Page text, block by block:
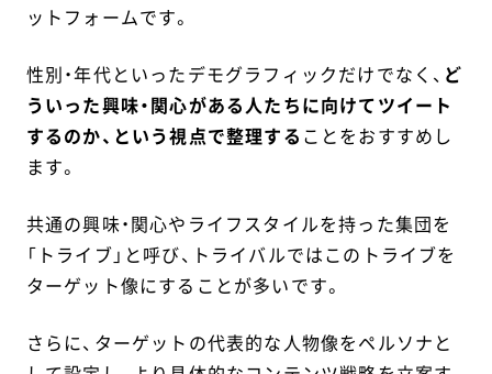
ットフォームです。
性別・年代といったデモグラフィックだけでなく、 ど
ういった興味・関心がある人たちに向けてツイート
するのか、という視点で整理する ことをおすすめし
ます。
共通の興味・関心やライフスタイルを持った集団を
「トライブ」と呼び、トライバルではこのトライブを
ターゲット像にすることが多いです。
さらに、ターゲットの代表的な人物像をペルソナと